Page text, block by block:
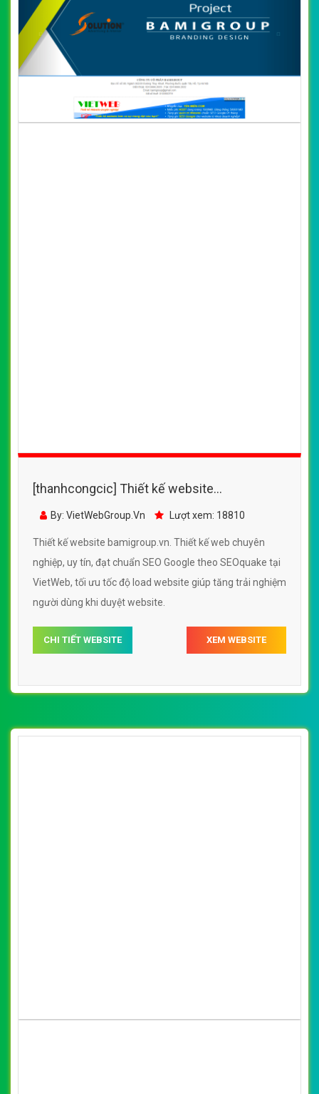
[thanhcongcic] Thiết kế website
bamigroup.vn đẹp, chuyên nghiệp chuẩn
By: VietWebGroup.Vn Lượt xem: 18810
Thiết kế website bamigroup.vn. Thiết kế web chuyên
nghiệp, uy tín, đạt chuẩn SEO Google theo SEOquake tại
VietWeb, tối ưu tốc độ load website giúp tăng trải nghiệm
người dùng khi duyệt website.
CHI TIẾT WEBSITE XEM WEBSITE